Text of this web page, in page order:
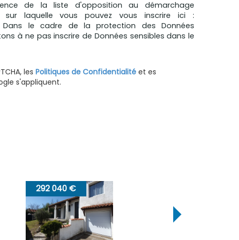
de la liste d'opposition au démarchage
sur laquelle vous pouvez vous inscrire ici :
le cadre de la protection des Données
à ne pas inscrire de Données sensibles dans le
les Politiques de Confidentialité et es
s'appliquent.